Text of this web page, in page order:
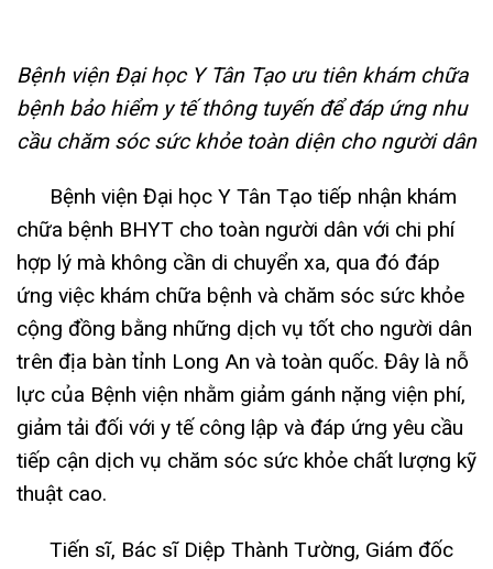
Bệnh viện Đại học Y Tân Tạo ưu tiên khám chữa
bệnh bảo hiểm y tế thông tuyến để đáp ứng nhu
cầu chăm sóc sức khỏe toàn diện cho người dân
Bệnh viện Đại học Y Tân Tạo tiếp nhận khám
chữa bệnh BHYT cho toàn người dân với chi phí
hợp lý mà không cần di chuyển xa, qua đó đáp
ứng việc khám chữa bệnh và chăm sóc sức khỏe
cộng đồng bằng những dịch vụ tốt cho người dân
trên địa bàn tỉnh Long An và toàn quốc. Đây là nỗ
lực của Bệnh viện nhằm giảm gánh nặng viện phí,
giảm tải đối với y tế công lập và đáp ứng yêu cầu
tiếp cận dịch vụ chăm sóc sức khỏe chất lượng kỹ
thuật cao.
Tiến sĩ, Bác sĩ Diệp Thành Tường, Giám đốc